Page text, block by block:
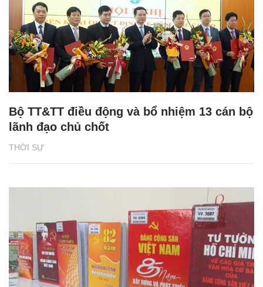
THỜI SỰ
Bộ TT&TT điều động và bổ nhiệm 13 cán bộ
lãnh đạo chủ chốt